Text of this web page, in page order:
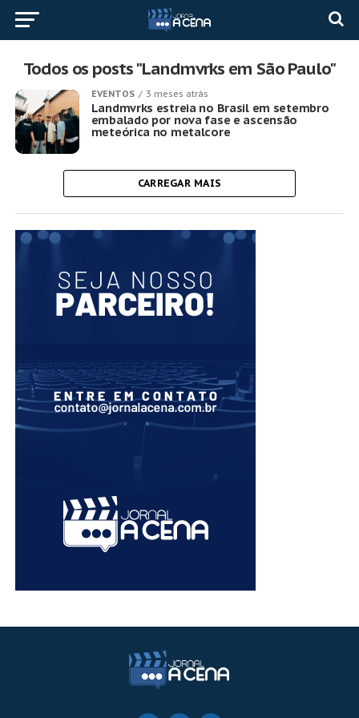
Todos os posts "Landmvrks em São Paulo"
EVENTOS 3 meses atrás
Landmvrks estreia no Brasil em setembro
embalado por nova fase e ascensão
meteórica no metalcore
CARREGAR MAIS